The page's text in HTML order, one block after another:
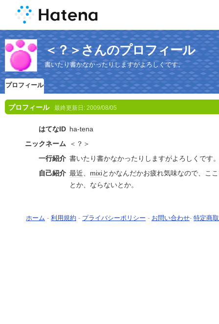
＜？＞さんのプロフィール
書いたり書かなかったりしますがよろしくです。
プロフィール
プロフィール 最終更新日: 2009/08/05
はてなID ha-tena
ニックネーム
＜？＞
一行紹介 書いたり書かなかったりしますがよろしくです
自己紹介 最近、 mixiとかなんだかお疲れ気味なので、こ
とか、ならないとか。
ホーム - 利用規約 - プライバシーポリシー - お問い合わせ- 特定商